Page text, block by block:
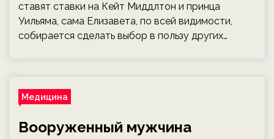
ставят ставки на Кейт Миддлтон и принца
Уильяма, сама Елизавета, по всей видимости,
собирается сделать выбор в пользу других…
Медицина
Вооруженный мужчина